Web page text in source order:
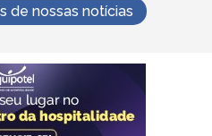
de nossas notícias